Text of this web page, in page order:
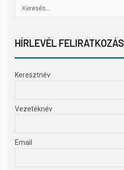
HÍRLEVÉL FELIRATKOZÁS
Keresztnév
Vezetéknév
Email